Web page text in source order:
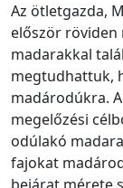
Az ötletgazda,
először
madarakkal
megtudhattuk,
madárodúkra.
megelőzési
odúlakó
fajokat